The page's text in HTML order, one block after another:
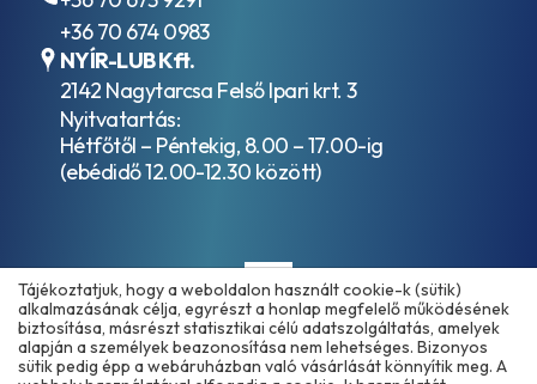
+36 70 674 0983
NYÍR-LUB Kft.
2142 Nagytarcsa Felső Ipari krt. 3
Nyitvatartás:
Hétfőtől – Péntekig, 8.00 – 17.00-ig
(ebédidő 12.00-12.30 között)
Copyright © 2025 - 2026 www.olajmarket.hu
Tájékoztatjuk, hogy a weboldalon használt cookie-k (sütik)
alkalmazásának célja, egyrészt a honlap megfelelő működésének
biztosítása, másrészt statisztikai célú adatszolgáltatás, amelyek
alapján a személyek beazonosítása nem lehetséges. Bizonyos
sütik pedig épp a webáruházban való vásárlását könnyítik meg. A